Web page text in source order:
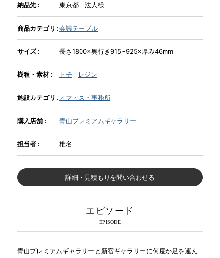
全商品一覧
新入荷情報
納品事例
INFORMATION
MOKUBA CHANNEL
よくあるご質問
納品先 : 東京都 法人様
商品カテゴリ :会議テーブル
サイズ : 長さ1800×奥行き915~925×厚み46mm
樹種・素材 : トチ レジン
施設カテゴリ :オフィス・事務所
購入店舗 : 青山プレミアムギャラリー
担当者 : 椎名
詳細・見積もりを問い合わせる
エピソード
青山プレミアムギャラリーと新宿ギャラリーに何度か足を運ん